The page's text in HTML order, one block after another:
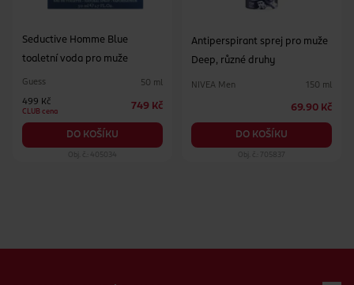
Seductive Homme Blue
toaletní voda pro muže
Guess 50 ml
499 Kč
CLUB cena
749 Kč
DO KOŠÍKU
Obj. č.: 405034
Antiperspirant sprej pro muže
Deep, různé druhy
NIVEA Men 150 ml
69.90 Kč
DO KOŠÍKU
Obj. č.: 705837